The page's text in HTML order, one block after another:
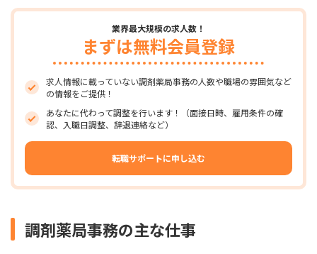
業界最大規模の求人数！
まずは無料会員登録
求人情報に載っていない調剤薬局事務の人数や職場の雰囲気など
の情報をご提供！
あなたに代わって調整を行います！（面接日時、雇用条件の確
認、入職日調整、辞退連絡など）
転職サポートに申し込む
調剤薬局事務の主な仕事